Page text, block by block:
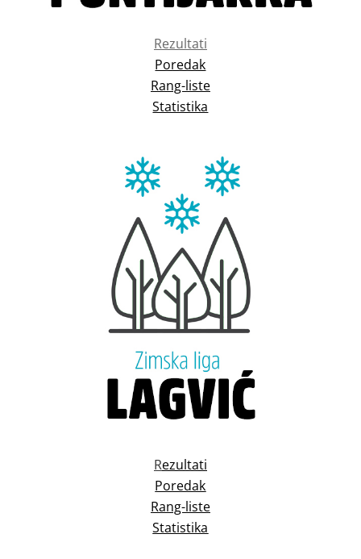
Rezultati
Poredak
Rang-liste
Statistika
Rezultati
Poredak
Rang-liste
Statistika